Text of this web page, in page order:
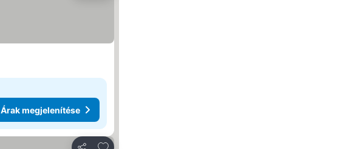
Árak megjelenítése
Hozzáadás a kedvencekhez